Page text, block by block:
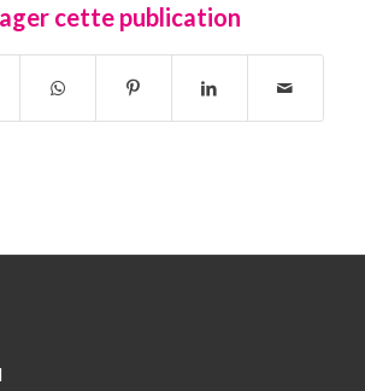
cette publication